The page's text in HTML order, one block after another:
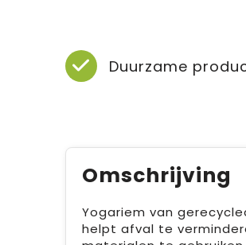
Duurzame
Omschrijving
Yogariem van
helpt afval te